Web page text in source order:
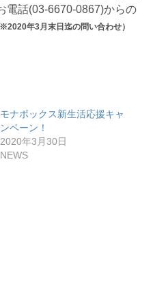
電話(03-6670-0867)からの
※2020年3月末日迄の問い合わせ）
モナボックス新生活応援キャ
ンペーン！
2020年3月30日
NEWS